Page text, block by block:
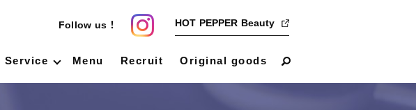
Service Menu Recruit Original goods
Follow us！ HOT PEPPER Beauty